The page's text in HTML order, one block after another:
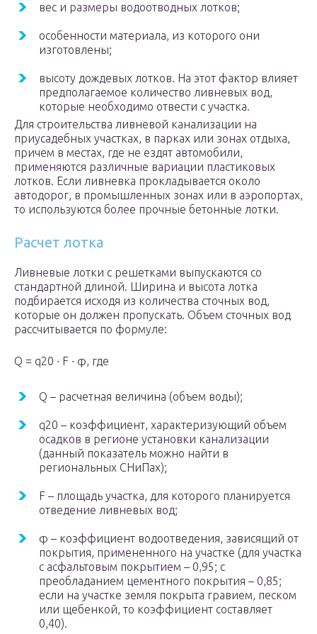
вес и размеры водоотводных лотков;
особенности материала, из которого они
изготовлены;
высоту дождевых лотков. На этот фактор влияет
предполагаемое количество ливневых вод,
которые необходимо отвести с участка.
Для строительства ливневой канализации на
приусадебных участках, в парках или зонах отдыха,
причем в местах, где не ездят автомобили,
применяются различные вариации пластиковых
лотков. Если ливневка прокладывается около
автодорог, в промышленных зонах или в аэропортах,
то используются более прочные бетонные лотки.
Расчет лотка
Ливневые лотки с решетками выпускаются со
стандартной длиной. Ширина и высота лотка
подбирается исходя из количества сточных вод,
которые он должен пропускать. Объем сточных вод
рассчитывается по формуле:
Q = q20 ∙ F ∙ φ, где
Q – расчетная величина (объем воды);
q20 – коэффициент, характеризующий объем
осадков в регионе установки канализации
(данный показатель можно найти в
региональных СНиПах);
F – площадь участка, для которого планируется
отведение ливневых вод;
φ – коэффициент водоотведения, зависящий от
покрытия, примененного на участке (для участка
с асфальтовым покрытием – 0,95; с
преобладанием цементного покрытия – 0,85;
если на участке земля покрыта гравием, песком
или щебенкой, то коэффициент составляет
0,40).